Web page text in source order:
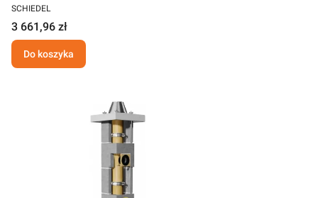
SCHIEDEL
3 661,96 zł
Do koszyka